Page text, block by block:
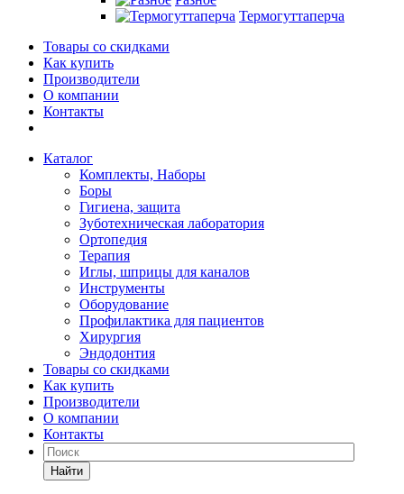
Термогуттаперча
Товары со скидками
Как купить
Производители
О компании
Контакты
Каталог
Комплекты, Наборы
Боры
Гигиена, защита
Зуботехническая лаборатория
Ортопедия
Терапия
Иглы, шприцы для каналов
Инструменты
Оборудование
Профилактика для пациентов
Хирургия
Эндодонтия
Товары со скидками
Как купить
Производители
О компании
Контакты
Найти